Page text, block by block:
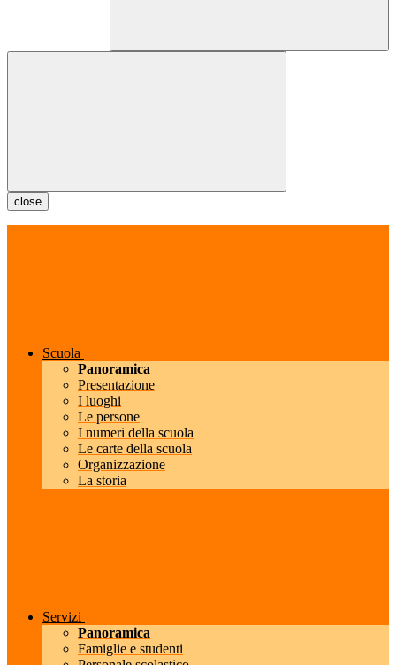
close
Scuola
Panoramica
Presentazione
I luoghi
Le persone
I numeri della scuola
Le carte della scuola
Organizzazione
La storia
Servizi
Panoramica
Famiglie e studenti